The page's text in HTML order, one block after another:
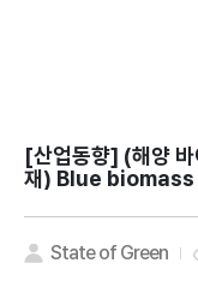
[산업동향]
재) Blue
ntial for using
building
State of Green